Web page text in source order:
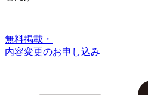
無料掲載・
内容変更のお申し込み